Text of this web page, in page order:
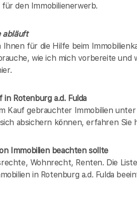
den Immobilienerwerb.
abläuft
Ihnen für die Hilfe beim
wie ich mich vorbereite und
in Rotenburg a.d. Fulda
Kauf gebrauchter Immobilien
absichern können, erfahren Sie
Immobilien beachten sollte
Wohnrecht, Renten. Die
in Rotenburg a.d. Fulda